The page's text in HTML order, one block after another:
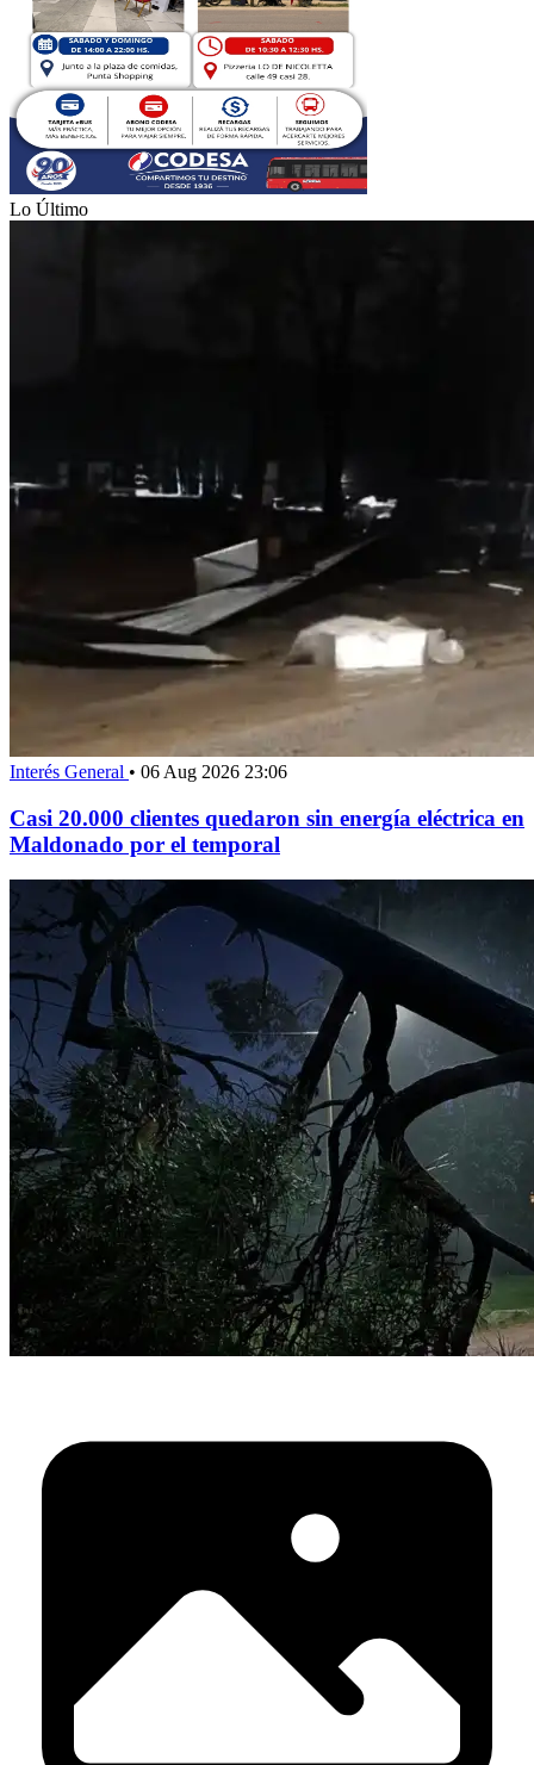
Lo Último
Interés General • 06 Aug 2026 23:06
Casi 20.000 clientes quedaron sin energía eléctrica en
Maldonado por el temporal